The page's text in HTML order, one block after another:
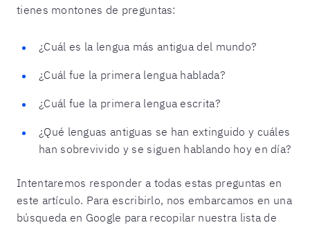
tienes montones de preguntas:
¿Cuál es la lengua más antigua del mundo?
¿Cuál fue la primera lengua hablada?
¿Cuál fue la primera lengua escrita?
¿Qué lenguas antiguas se han extinguido y cuáles
han sobrevivido y se siguen hablando hoy en día?
Intentaremos responder a todas estas preguntas en
este artículo. Para escribirlo, nos embarcamos en una
búsqueda en Google para recopilar nuestra lista de